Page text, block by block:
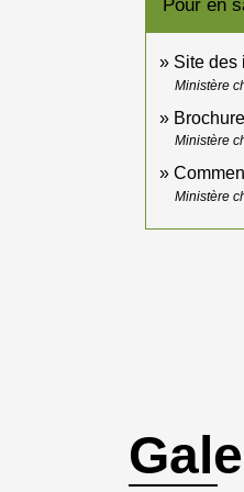
Pour en
Site des
Ministère
Ministère
Ministère